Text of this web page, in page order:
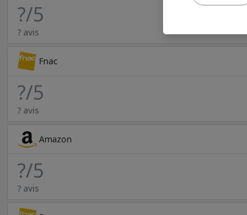
?/5
? avis
Fnac
?/5
? avis
Amazon
?/5
? avis